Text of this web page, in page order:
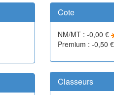
Cote
NM/MT : -0,00 €
Premium : -0,50 €
Classeurs